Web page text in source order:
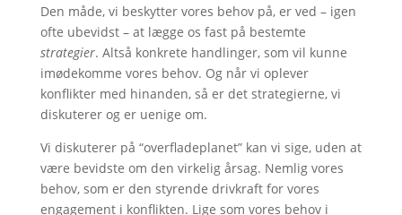
Den måde, vi beskytter vores behov på, er ved – igen
ofte ubevidst – at lægge os fast på bestemte
strategier. Altså konkrete handlinger, som vil kunne
imødekomme vores behov. Og når vi oplever
konflikter med hinanden, så er det strategierne, vi
diskuterer og er uenige om.
Vi diskuterer på “overfladeplanet” kan vi sige, uden at
være bevidste om den virkelig årsag. Nemlig vores
behov, som er den styrende drivkraft for vores
engagement i konflikten. Lige som vores behov i